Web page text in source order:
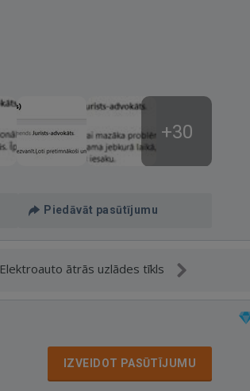
+30
Piedāvāt pasūtījumu
Elektroauto ātrās uzlādes tīkls
IZVEIDOT PASŪTĪJUMU